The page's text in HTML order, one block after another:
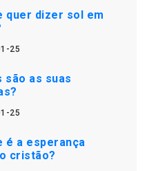
quer dizer sol em
25
são as suas
25
é a esperança
cristão?